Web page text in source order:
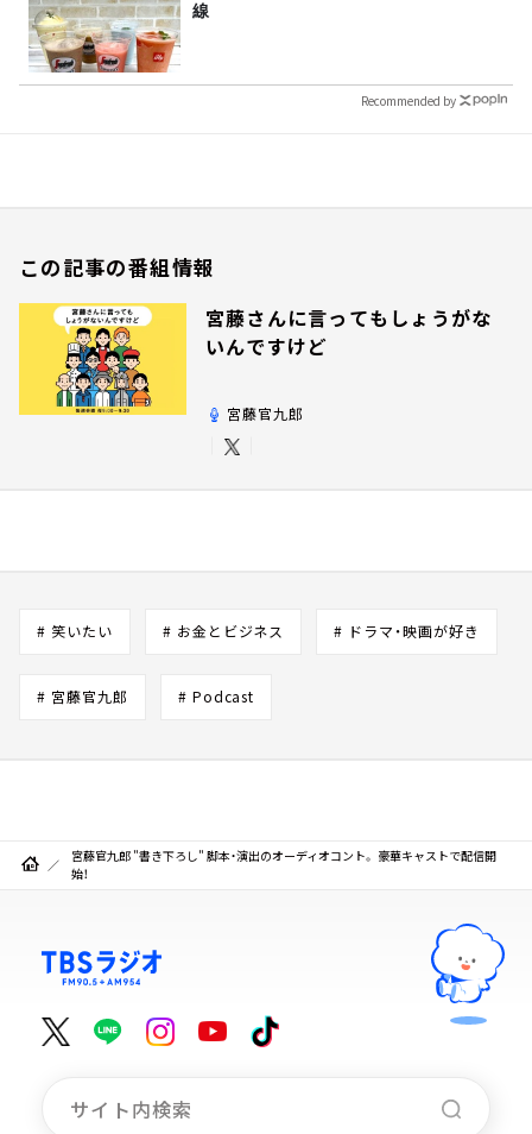
線
Recommended by
この記事の番組情報
宮藤さんに言ってもしょうがな
いんですけど
宮藤官九郎
# 笑いたい # お金とビジネス # ドラマ・映画が好き
# 宮藤官九郎 # Podcast
宮藤官九郎 "書き下ろし" 脚本・演出のオーディオコント。 豪華キャストで配信開
始！